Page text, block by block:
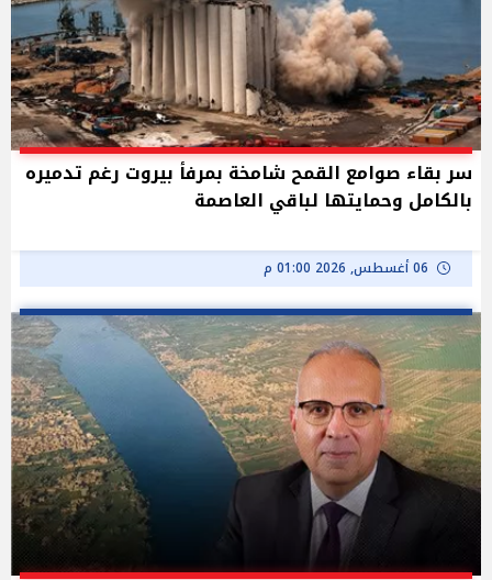
سر بقاء صوامع القمح شامخة بمرفأ بيروت رغم تدميره
بالكامل وحمايتها لباقي العاصمة
06 أغسطس, 2026 01:00 م